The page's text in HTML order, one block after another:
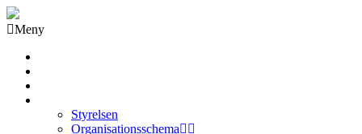
Meny
Styrelsen
Organisationsschema